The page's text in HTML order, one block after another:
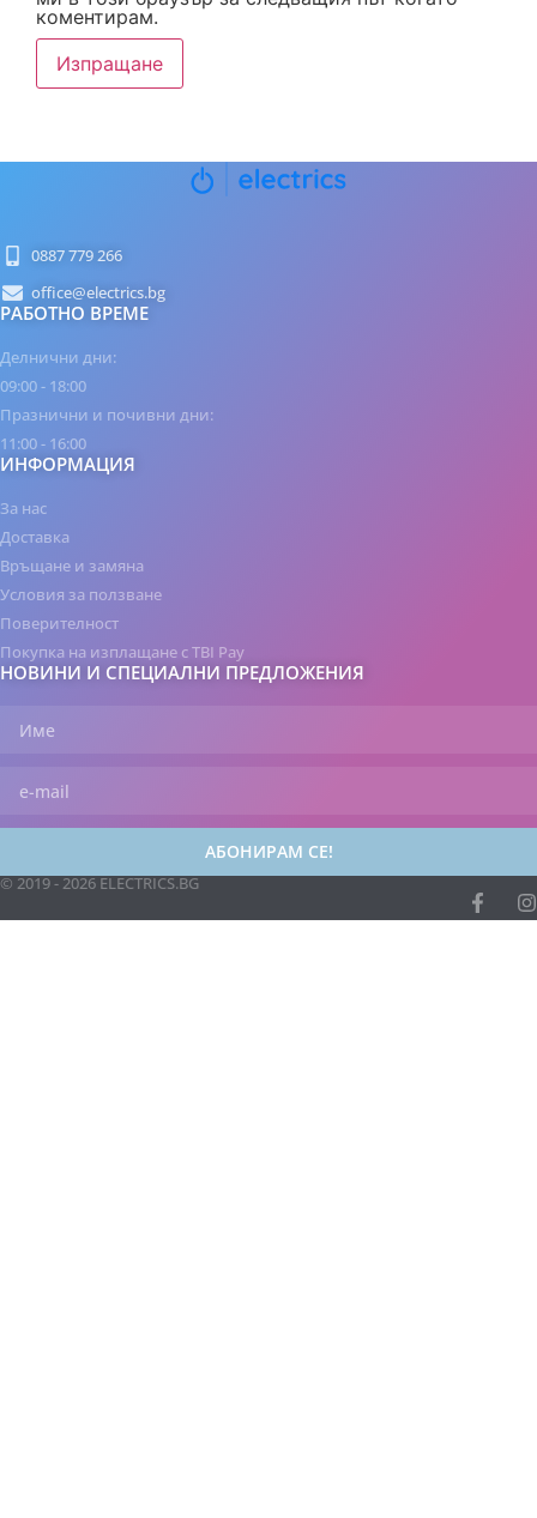
коментирам.
0887 779 266
office@electrics.bg
РАБОТНО ВРЕМЕ
Делнични дни:
09:00 - 18:00
Празнични и почивни дни:
11:00 - 16:00
ИНФОРМАЦИЯ
За нас
Доставка
Връщане и замяна
Условия за ползване
Поверителност
Покупка на изплащане с TBI Pay
НОВИНИ И СПЕЦИАЛНИ ПРЕДЛОЖЕНИЯ
АБОНИРАМ СЕ!
© 2019 - 2026 ELECTRICS.BG